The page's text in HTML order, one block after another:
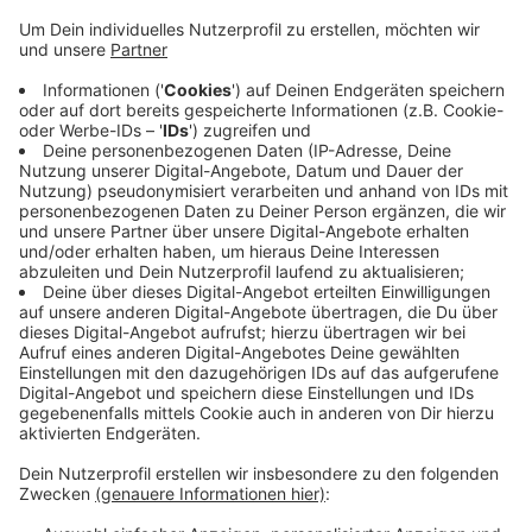
ein neues Gutachen einholen. Bis ein Ergebnis
vorliegt, sollten die Abrissarbeiten ruhen. Der
Antrag wurde am Abend mit großer Mehrheit
abgelehnt. Die alte Pädagogische Hochschule soll
abgerissen werden, um dort Container zu
errichten. CDU und Grüne stellen sich entschieden
gegen den Vorschlag der Linken, die Container
stattdessen auf dem Carnaper Platz aufzustellen.
Der müsse unbedingt als Veranstaltungsfläche frei
bleiben.
Veröffentlicht:Dienstag, 03.11.2020 06:13
Anzeige